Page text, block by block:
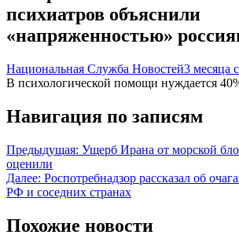
психиатров объяснили
«напряженностью»
Национальная Служба Новостей3 месяца
В психологической помощи нуждается
Навигация по записям
Предыдущая: Ущерб Ирана от морской
оценили
Далее: Роспотребнадзор рассказал об
РФ и соседних странах
Похожие новости